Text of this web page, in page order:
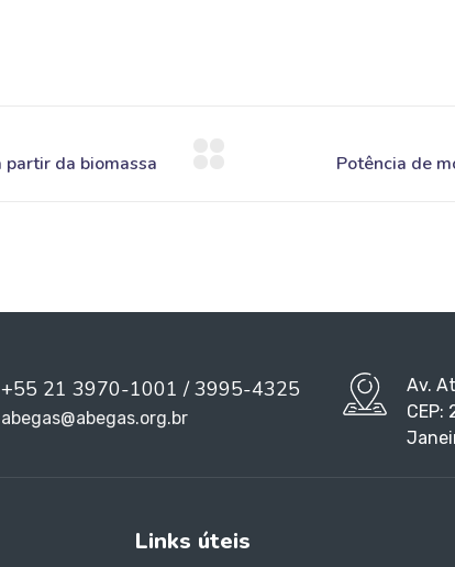
+55 21 3970-1001 / 3995-4325
abegas@abegas.org.br
Av.
CEP:
Links úteis